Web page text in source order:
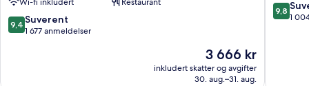
-
Preferred
Hotels
9.4
av
9,4 Suverent
1 677 anmeldelser
Prisen
er
3 666 kr
3 666 kr
inkludert skatter og avgifter
30. aug.–31. aug.
9.8
av
9,8
1